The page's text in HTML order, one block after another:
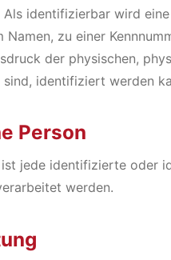
Als identifizierbar wird
Namen, zu einer
der physischen,
sind, identifiziert werden
Person
jede identifizierte oder
werden.